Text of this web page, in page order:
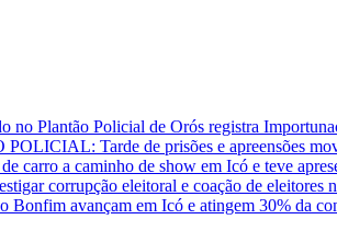
no Plantão Policial de Orós registra
Tarde de prisões e apreensões
carro a caminho de show em Icó e teve
corrupção eleitoral e coação de eleitores
Bonfim avançam em Icó e atingem 30% da